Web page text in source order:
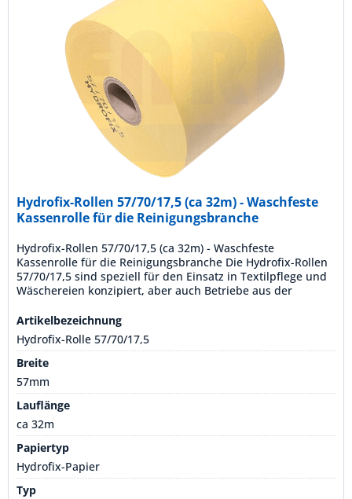
Hydrofix-Rollen 57/70/17,5 (ca 32m) - Waschfeste
Kassenrolle für die Reinigungsbranche
Hydrofix-Rollen 57/70/17,5 (ca 32m) - Waschfeste
Kassenrolle für die Reinigungsbranche Die Hydrofix-Rollen
57/70/17,5 sind speziell für den Einsatz in Textilpflege und
Wäschereien konzipiert, aber auch Betriebe aus der
Mit einer Lauflänge von ca. 32 Metern und aus
waschfestem HYDROFIX-Papier hergestellt, sind diese...
Artikelbezeichnung
Hydrofix-Rolle 57/70/17,5
Breite
57mm
Lauflänge
ca 32m
Papiertyp
Hydrofix-Papier
Typ